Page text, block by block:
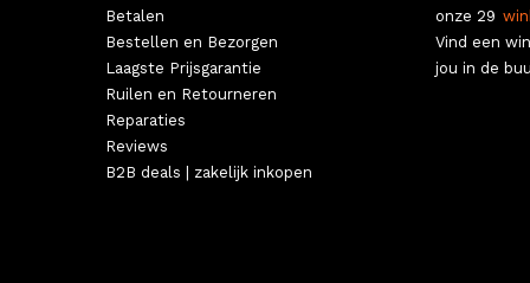
Betalen
Bestellen en Bezorgen
Laagste Prijsgarantie
Ruilen en Retourneren
Reparaties
Reviews
B2B deals | zakelijk inkopen
onze 29
Vind een
jou in de